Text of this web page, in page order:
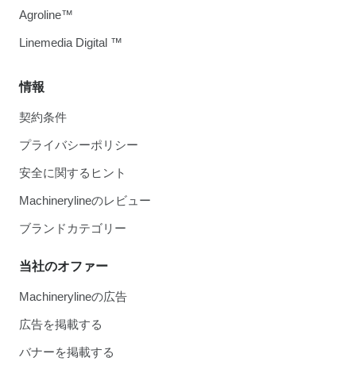
情報
契約条件
プライバシーポリシー
安全に関するヒント
Machinerylineのレビュー
ブランドカテゴリー
当社のオファー
Machinerylineの広告
広告を掲載する
バナーを掲載する
Agroline™
Linemedia Digital ™